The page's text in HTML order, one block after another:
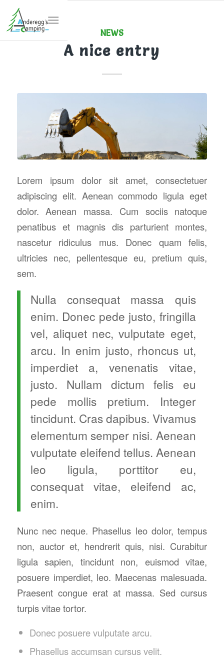
NEWS
A nice entry
Lorem ipsum dolor sit amet, consectetuer
adipiscing elit. Aenean commodo ligula eget
dolor. Aenean massa. Cum sociis natoque
penatibus et magnis dis parturient montes,
nascetur ridiculus mus. Donec quam felis,
ultricies nec, pellentesque eu, pretium quis,
sem.
Nulla consequat massa quis
enim. Donec pede justo, fringilla
vel, aliquet nec, vulputate eget,
arcu. In enim justo, rhoncus ut,
imperdiet a, venenatis vitae,
justo. Nullam dictum felis eu
pede mollis pretium. Integer
tincidunt. Cras dapibus. Vivamus
elementum semper nisi. Aenean
vulputate eleifend tellus. Aenean
leo ligula, porttitor eu,
consequat vitae, eleifend ac,
enim.
Nunc nec neque. Phasellus leo dolor, tempus
non, auctor et, hendrerit quis, nisi. Curabitur
ligula sapien, tincidunt non, euismod vitae,
posuere imperdiet, leo. Maecenas malesuada.
Praesent congue erat at massa. Sed cursus
turpis vitae tortor.
Donec posuere vulputate arcu.
Phasellus accumsan cursus velit.